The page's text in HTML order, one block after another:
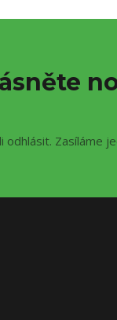
odhlásit. Zasíláme